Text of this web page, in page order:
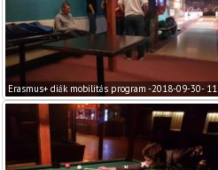
Erasmus+ diák mobilitás program -2018-09-30- 11